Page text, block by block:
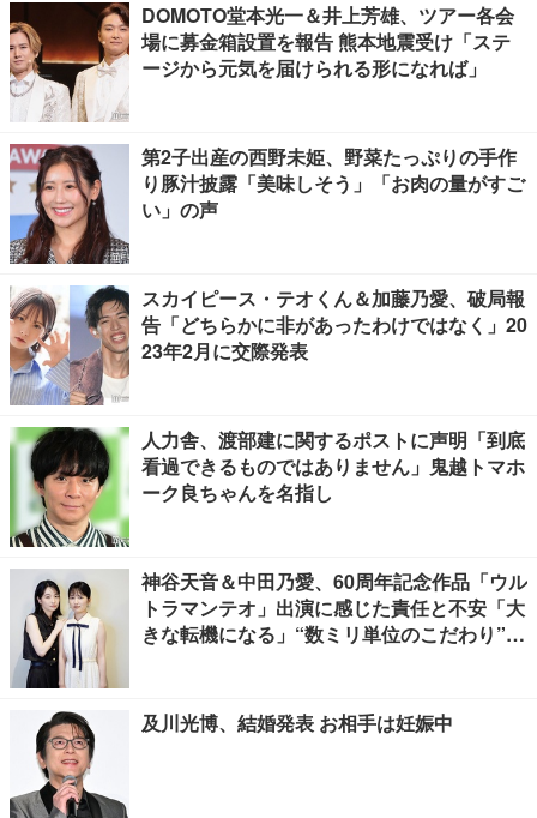
DOMOTO堂本光一＆井上芳雄、ツアー各会
場に募金箱設置を報告 熊本地震受け「ステ
ージから元気を届けられる形になれば」
第2子出産の西野未姫、野菜たっぷりの手作
り豚汁披露「美味しそう」「お肉の量がすご
い」の声
スカイピース・テオくん＆加藤乃愛、破局報
告「どちらかに非があったわけではなく」20
23年2月に交際発表
人力舎、渡部建に関するポストに声明「到底
看過できるものではありません」鬼越トマホ
ーク良ちゃんを名指し
神谷天音＆中田乃愛、60周年記念作品「ウル
トラマンテオ」出演に感じた責任と不安「大
きな転機になる」“数ミリ単位のこだわり”特
及川光博、結婚発表 お相手は妊娠中